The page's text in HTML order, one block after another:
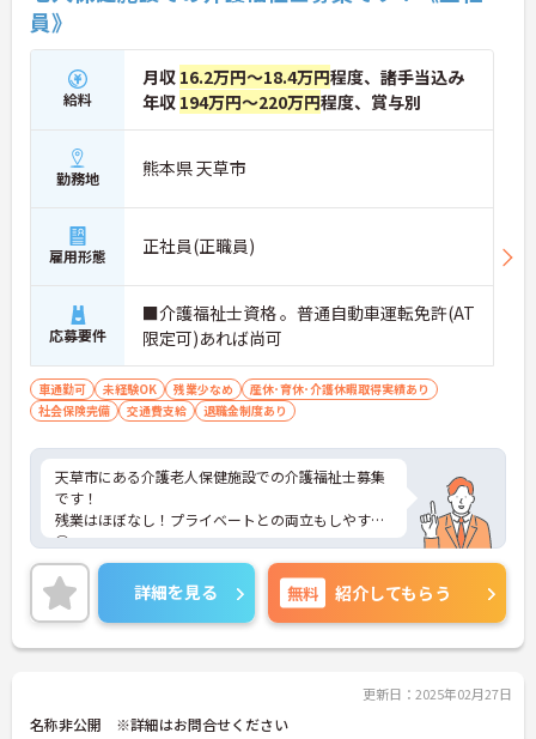
員》
給料
月収 16.2万円～18.4万円程度、諸手当込み
年収 194万円～220万円程度、賞与別
勤務地 熊本県 天草市
雇用形態 正社員(正職員)
応募要件
■介護福祉士資格 。普通自動車運転免許(AT
限定可)あれば尚可
車通勤可 未経験OK 残業少なめ
産休･育休･介護休暇取得実績あり
社会保険完備
交通費支給 退職金制度あり
天草市にある介護老人保健施設での介護福祉士募集
です！
残業はほぼなし！プライベートとの両立もしやすい
◎
ご興味ある方には、面接対策ポイントなど、詳細を
お話しいたしますのでお気軽にご相談ください。
詳細を見る 無料 紹介してもらう
更新日：2025年02月27日
名称非公開 ※詳細はお問合せください